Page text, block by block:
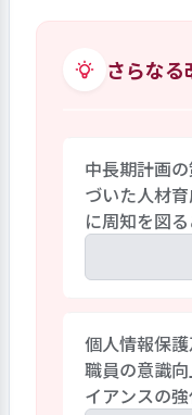
ようになって
が行われてい
と職業指導員
近に迫った子
ており、子ど
てくれる」
選択肢が広が
る。また、
仕事の継続
さらなる
中長期計画
づいた人材
に周知を図
は組織体制
の役割強化
基づく組織
個人情報保
職員の意識
イアンスの